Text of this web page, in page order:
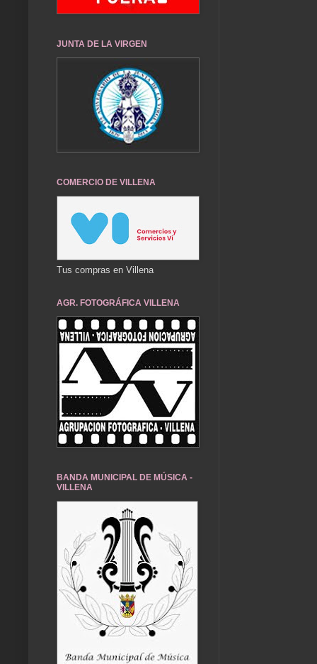
JUNTA DE LA VIRGEN
COMERCIO DE VILLENA
Tus compras en Villena
AGR. FOTOGRÁFICA VILLENA
BANDA MUNICIPAL DE MÚSICA -
VILLENA